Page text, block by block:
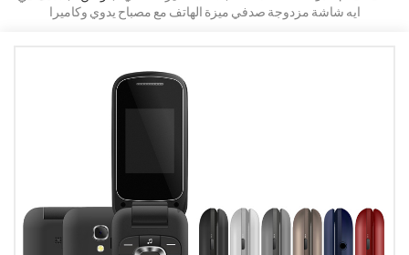
ايه شاشة مزدوجة صدفي ميزة الهاتف مع مصباح يدوي وكاميرا